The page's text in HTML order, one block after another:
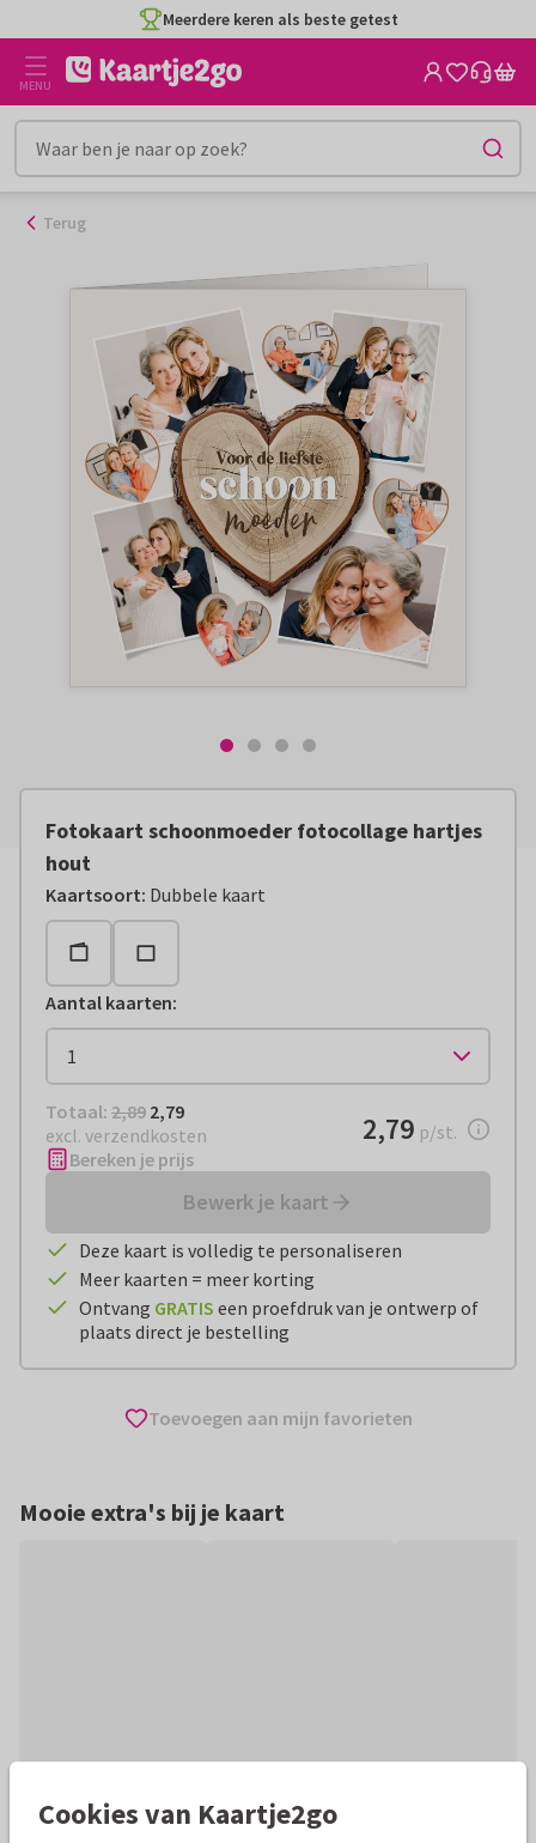
naar
inhoud
Meerdere keren als beste getest
MENU
Terug
Fotokaart schoonmoeder fotocollage hartjes
hout
Kaartsoort: Dubbele kaart
Aantal kaarten:
Totaal: € 2,79
Totaal: 2,89 2,79
excl. verzendkosten
€ 2,79per stuk
2,79 p/st.
Bereken je prijs
Bewerk je kaart
Deze kaart is volledig te personaliseren
Meer kaarten = meer korting
Ontvang GRATIS een proefdruk van je ontwerp of
plaats direct je bestelling
Toevoegen aan mijn favorieten
Mooie extra's bij je kaart
Productinformatie
Cookies van Kaartje2go